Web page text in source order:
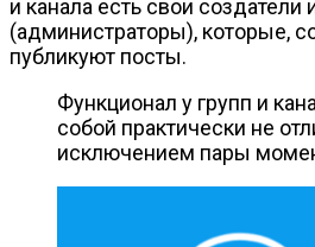
и канала есть свои
(администраторы), которые,
публикуют посты.
Функционал у групп и
собой практически не
исключением пары